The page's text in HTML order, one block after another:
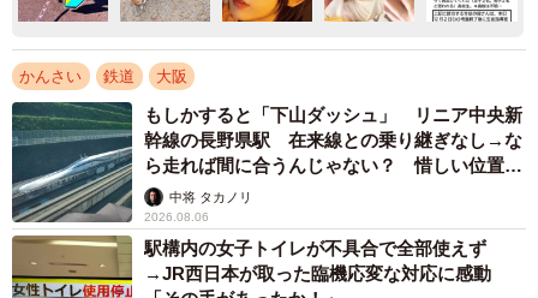
かんさい 鉄道 大阪
もしかすると「下山ダッシュ」 リニア中央新
幹線の長野県駅 在来線との乗り継ぎなし→な
ら走れば間に合うんじゃない？ 惜しい位置関
係が反響
中将 タカノリ
2026.08.06
駅構内の女子トイレが不具合で全部使えず
→JR西日本が取った臨機応変な対応に感動